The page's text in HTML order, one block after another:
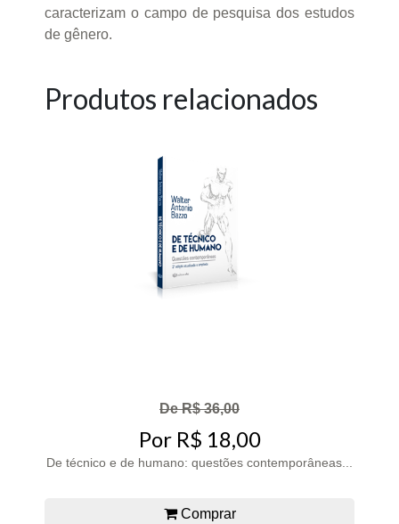
caracterizam o campo de pesquisa dos estudos
de gênero.
Produtos relacionados
De R$ 36,00
Por R$ 18,00
De técnico e de humano: questões contemporâneas...
Comprar